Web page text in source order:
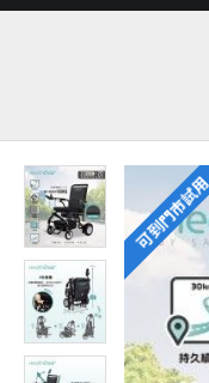
可到門市